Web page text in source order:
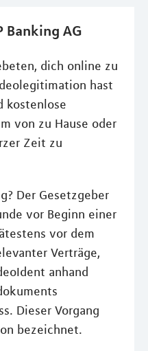
Banking AG
dich online zu
hast
kostenlose
von zu Hause oder
Zeit zu
Der Gesetzgeber
vor Beginn einer
vor dem
Verträge,
anhand
Dieser Vorgang
bezeichnet.